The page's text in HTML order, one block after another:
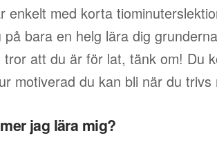
enkelt med korta
på bara en helg lära dig
tror att du är för lat, tänk om! Du
motiverad du kan bli när du trivs
jag lära mig?